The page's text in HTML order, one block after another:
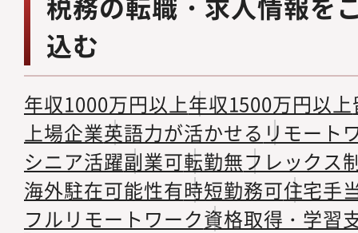
込む
年収1000万円以上年収1500万円以上
上場企業英語力が活かせる リモート
シニア活躍副業可転勤無フレックス
海外駐在可能性有時短勤務可住宅手
フルリモートワーク資格取得・学習